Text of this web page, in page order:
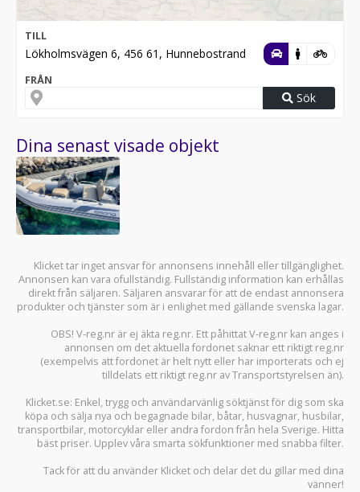
TILL
Lökholmsvägen 6, 456 61, Hunnebostrand
FRÅN
Sök
Dina senast visade objekt
Klicket tar inget ansvar för annonsens innehåll eller tillgänglighet.
Annonsen kan vara ofullständig. Fullständig information kan erhållas
direkt från säljaren. Säljaren ansvarar för att de endast annonsera
produkter och tjänster som är i enlighet med gällande svenska lagar.
OBS! V-reg.nr är ej äkta reg.nr. Ett påhittat V-reg.nr kan anges i
annonsen om det aktuella fordonet saknar ett riktigt reg.nr
(exempelvis att fordonet är helt nytt eller har importerats och ej
tilldelats ett riktigt reg.nr av Transportstyrelsen än).
Klicket.se: Enkel, trygg och användarvänlig söktjänst för dig som ska
köpa och sälja nya och begagnade bilar, båtar, husvagnar, husbilar,
transportbilar, motorcyklar eller andra fordon från hela Sverige. Hitta
bäst priser. Upplev våra smarta sökfunktioner med snabba filter.
Tack för att du använder Klicket och delar det du gillar med dina
vänner!